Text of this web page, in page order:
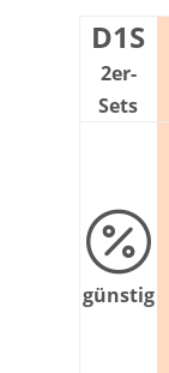
D1S
2er-
Sets

günstig